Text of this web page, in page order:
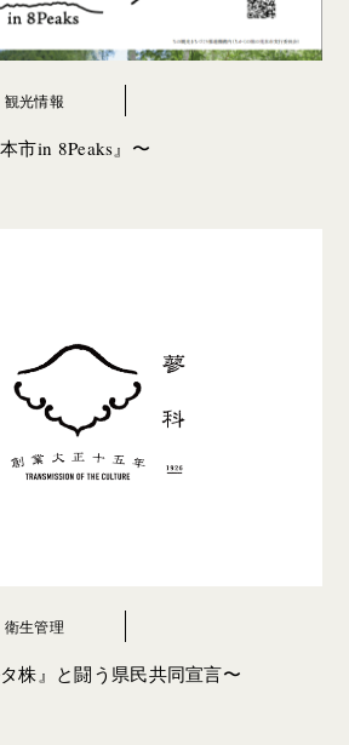
観光情報
市in 8Peaks』〜
衛生管理
株』と闘う県民共同宣言〜